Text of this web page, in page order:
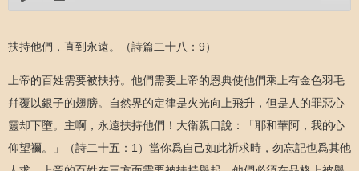
扶持他們，直到永遠。（詩篇二十八：9）
上帝的百姓需要被扶持。他們需要上帝的恩典使他們乘上有金色羽毛
幷覆以銀子的翅膀。自然界的定律是火光向上飛升，但是人的罪惡心
靈却下墮。主啊，永遠扶持他們！大衛親口說：「耶和華阿，我的心
仰望禰。」（詩二十五：1）當你爲自己如此祈求時，勿忘記也爲其他